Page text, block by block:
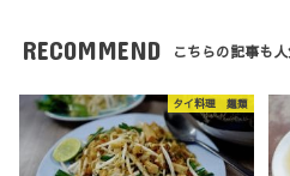
RECOMMEND こちらの記事も人
タイ料理 麺類